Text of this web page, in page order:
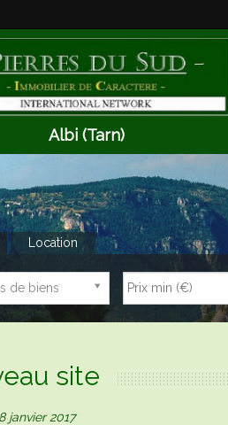
Albi (Tarn)
Location
de biens
site
janvier 2017